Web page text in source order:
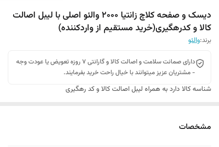
دیسک و صفحه کلاچ زانتیا 2000 والئو اصلی با لیبل اصالت
کالا و کدرهگیری(خرید مستقیم از واردکننده)
برند:والئو
دارای صمانت سلامت و اصالت کالا و گارانتی 7 روزه تعویض یا عودت وجه
- مشتریان عزیز میتوانند با خیال راحت خرید بفرمایند.
شناسه کالا دارد به همراه لیبل اصالت کالا و کد رهگیری
مشخصات